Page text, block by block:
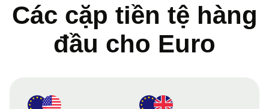
Các cặp tiền tệ hàng
đầu cho Euro